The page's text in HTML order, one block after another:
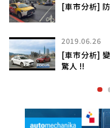
[車市分析] 防疫至上才
2019.06.26
[車市分析] 變化劇烈 高
驚人 !!